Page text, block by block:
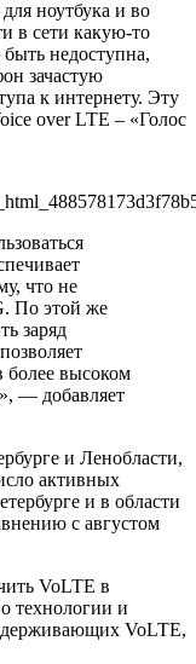
ноутбука и во
в сети какую-то
недоступна,
зачастую
к интернету. Эту
over LTE – «Голос
что не
По этой же
заряд
более высоком
— добавляет
и Ленобласти,
активных
и в области
с августом
VoLTE в
технологии и
VoLTE,